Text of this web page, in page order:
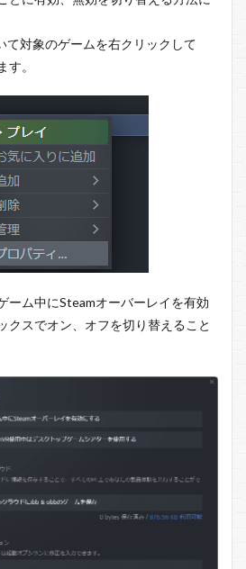
て対象のゲームを右クリックして
す。
ーム中にSteamオーバーレイを有効
クスでオン、オフを切り替えること